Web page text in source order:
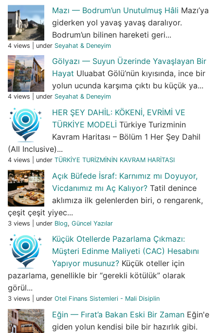
Mazı — Bodrum’un Unutulmuş Hâli Mazı’ya
giderken yol yavaş yavaş daralıyor.
Bodrum’un bilinen hareketi geri...
4 views under Seyahat & Deneyim
Gölyazı — Suyun Üzerinde Yavaşlayan Bir
Hayat Uluabat Gölü’nün kıyısında, ince bir
yolun ucunda karşıma çıktı bu küçük ya...
4 views under Seyahat & Deneyim
HER ŞEY DAHİL: KÖKENİ, EVRİMİ VE
TÜRKİYE MODELİ Türkiye Turizminin
Kavram Haritası – Bölüm 1 Her Şey Dahil
(All Inclusive)...
4 views under TÜRKİYE TURİZMİNİN KAVRAM HARİTASI
Açık Büfede İsraf: Karnımız mı Doyuyor,
Vicdanımız mı Aç Kalıyor? Tatil denince
aklımıza ilk gelenlerden biri, o rengarenk,
çeşit çeşit yiyec...
3 views under Blog, Güncel Yazılar
Küçük Otellerde Pazarlama Çıkmazı:
Müşteri Edinme Maliyeti (CAC) Hesabını
Yapıyor musunuz? Küçük oteller için
pazarlama, genellikle bir “gerekli kötülük” olarak
görül...
3 views under Otel Finans Sistemleri - Mali Disiplin
Eğin — Fırat’a Bakan Eski Bir Zaman Eğin'e
giden yolun kendisi bile bir hazırlık gibi.